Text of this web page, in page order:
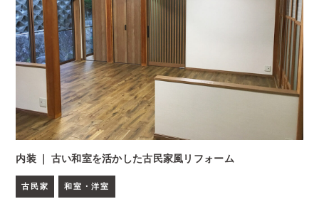
内装 ｜ 古い和室を活かした古民家風リフォーム
古民家 和室・洋室